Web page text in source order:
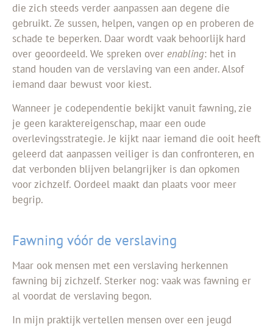
die zich steeds verder aanpassen aan degene die
gebruikt. Ze sussen, helpen, vangen op en proberen de
schade te beperken. Daar wordt vaak behoorlijk hard
over geoordeeld. We spreken over enabling: het in
stand houden van de verslaving van een ander. Alsof
iemand daar bewust voor kiest.
Wanneer je codependentie bekijkt vanuit fawning, zie
je geen karaktereigenschap, maar een oude
overlevingsstrategie. Je kijkt naar iemand die ooit heeft
geleerd dat aanpassen veiliger is dan confronteren, en
dat verbonden blijven belangrijker is dan opkomen
voor zichzelf. Oordeel maakt dan plaats voor meer
begrip.
Fawning vóór de verslaving
Maar ook mensen met een verslaving herkennen
fawning bij zichzelf. Sterker nog: vaak was fawning er
al voordat de verslaving begon.
In mijn praktijk vertellen mensen over een jeugd